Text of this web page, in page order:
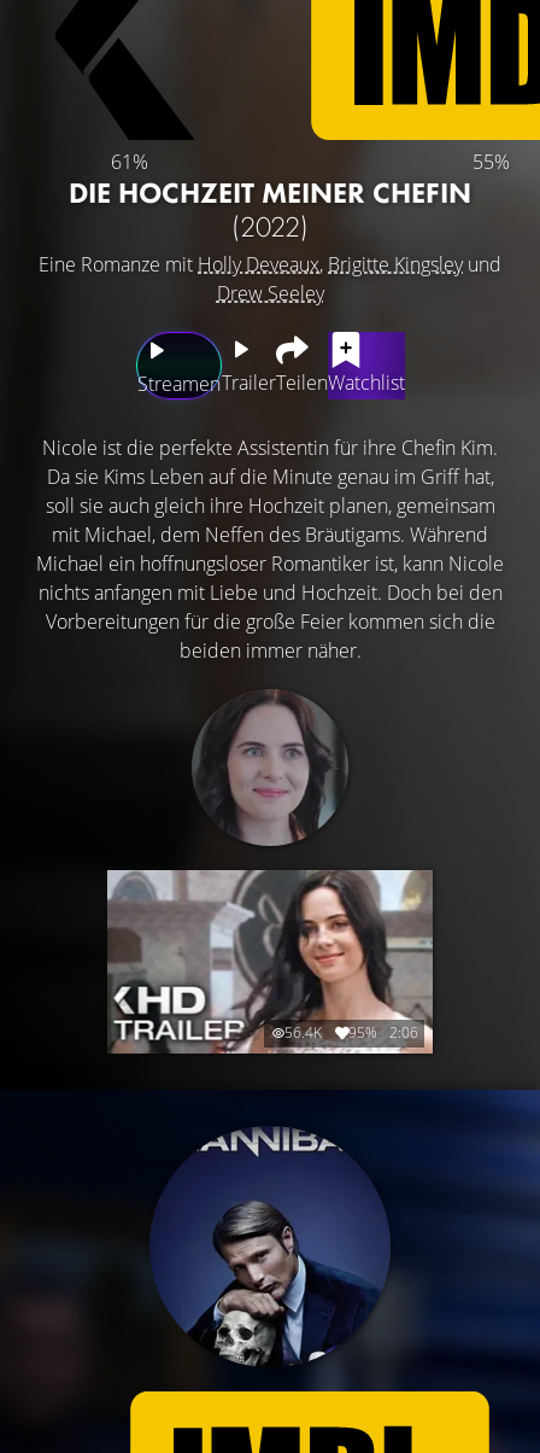
61% 55%
DIE HOCHZEIT MEINER CHEFIN
(2022)
Eine Romanze mit Holly Deveaux, Brigitte Kingsleyund
Drew Seeley
StreamenTrailerTeilenWatchlist
Nicole ist die perfekte Assistentin für ihre Chefin Kim.
Da sie Kims Leben auf die Minute genau im Griff hat,
soll sie auch gleich ihre Hochzeit planen, gemeinsam
mit Michael, dem Neffen des Bräutigams. Während
Michael ein hoffnungsloser Romantiker ist, kann Nicole
nichts anfangen mit Liebe und Hochzeit. Doch bei den
Vorbereitungen für die große Feier kommen sich die
beiden immer näher.
56.4K 95% 2:06